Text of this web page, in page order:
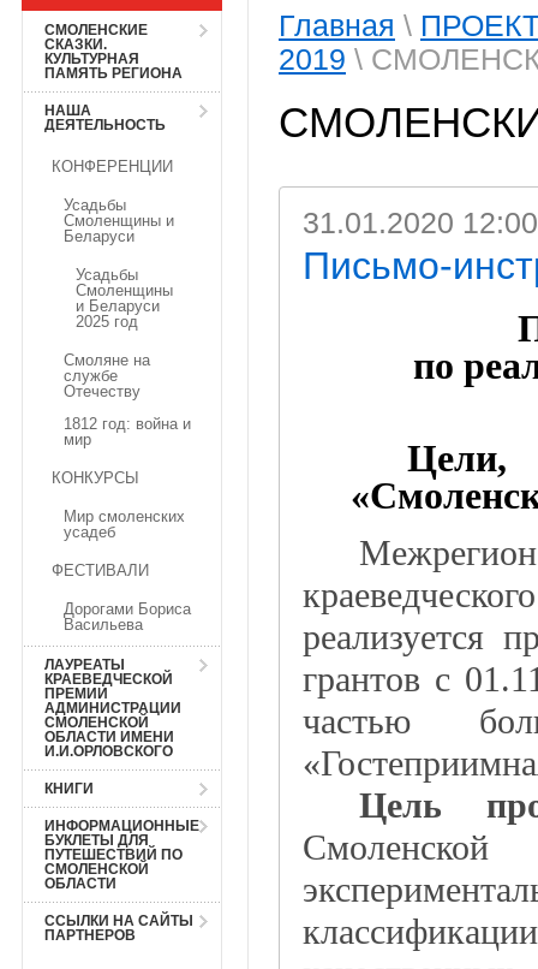
СМОЛЕНСКИЕ
СКАЗКИ.
КУЛЬТУРНАЯ
ПАМЯТЬ РЕГИОНА
НАША
ДЕЯТЕЛЬНОСТЬ
КОНФЕРЕНЦИИ
Усадьбы
Смоленщины и
Беларуси
Усадьбы
Смоленщины
и Беларуси
2025 год
Смоляне на
службе
Отечеству
1812 год: война и
мир
КОНКУРСЫ
Мир смоленских
усадеб
ФЕСТИВАЛИ
Дорогами Бориса
Васильева
ЛАУРЕАТЫ
КРАЕВЕДЧЕСКОЙ
ПРЕМИИ
АДМИНИСТРАЦИИ
СМОЛЕНСКОЙ
ОБЛАСТИ ИМЕНИ
И.И.ОРЛОВСКОГО
КНИГИ
ИНФОРМАЦИОННЫЕ
БУКЛЕТЫ ДЛЯ
ПУТЕШЕСТВИЙ ПО
СМОЛЕНСКОЙ
ОБЛАСТИ
ССЫЛКИ НА САЙТЫ
ПАРТНЕРОВ
Главная \
2019 \
31.01.2020 12:00
Письмо-
по
Цели,
реализуется
грантов с
частью
Цель
Смоленской